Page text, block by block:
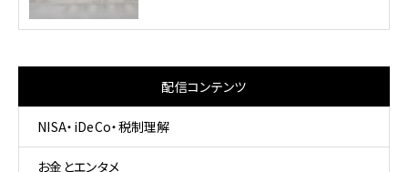
配信コンテンツ
NISA・iDeCo・税制理解
お金とエンタメ